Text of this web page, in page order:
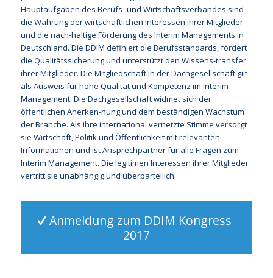
Hauptaufgaben des Berufs- und Wirtschaftsverbandes sind
die Wahrung der wirtschaftlichen Interessen ihrer Mitglieder
und die nach-haltige Förderung des Interim Managements in
Deutschland. Die DDIM definiert die Berufsstandards, fördert
die Qualitätssicherung und unterstützt den Wissens-transfer
ihrer Mitglieder. Die Mitgliedschaft in der Dachgesellschaft gilt
als Ausweis für hohe Qualität und Kompetenz im Interim
Management. Die Dachgesellschaft widmet sich der
öffentlichen Anerken-nung und dem beständigen Wachstum
der Branche. Als ihre international vernetzte Stimme versorgt
sie Wirtschaft, Politik und Öffentlichkeit mit relevanten
Informationen und ist Ansprechpartner für alle Fragen zum
Interim Management. Die legitimen Interessen ihrer Mitglieder
vertritt sie unabhängig und überparteilich.
Anmeldung zum DDIM Kongress
2017